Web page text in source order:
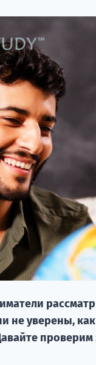
не уверены,
проверим